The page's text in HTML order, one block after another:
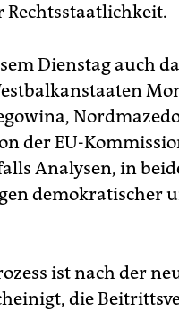
Rechtsstaatlichkeit.
Dienstag auch
der EU-
Analysen, in
demokratischer
ist nach der
die